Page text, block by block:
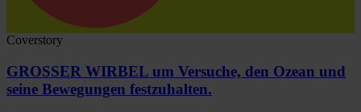
Coverstory
GROSSER WIRBEL um Versuche, den Ozean und
seine Bewegungen festzuhalten.